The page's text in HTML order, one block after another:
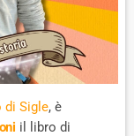
di Sigle, è
il libro di